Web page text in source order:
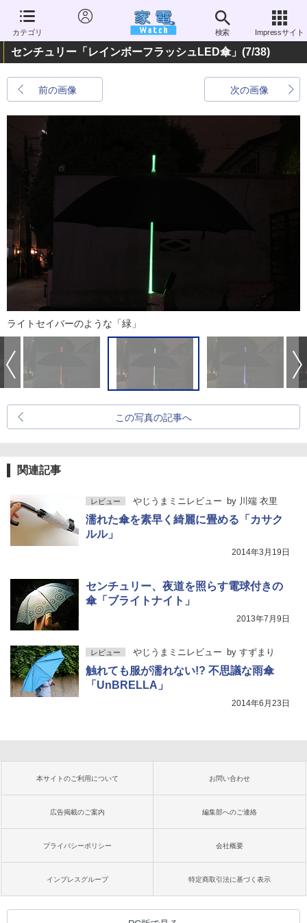
カテゴリ 検索 Impressサイト
センチュリー「レインボーフラッシュLED傘」 (7/38)
前の画像 次の画像
ライトセイバーのような「緑」
この写真の記事へ
関連記事
レビュー やじうまミニレビュー by 川端 衣里
濡れた傘を素早く綺麗に畳める「カサク
ルル」
2014年3月19日
センチュリー、夜道を照らす電球付きの
傘「ブライトナイト」
2013年7月9日
レビュー やじうまミニレビュー by すずまり
触れても服が濡れない!? 不思議な雨傘
「UnBRELLA」
2014年6月23日
本サイトのご利用について お問い合わせ
広告掲載のご案内 編集部へのご連絡
プライバシーポリシー 会社概要
インプレスグループ 特定商取引法に基づく表示